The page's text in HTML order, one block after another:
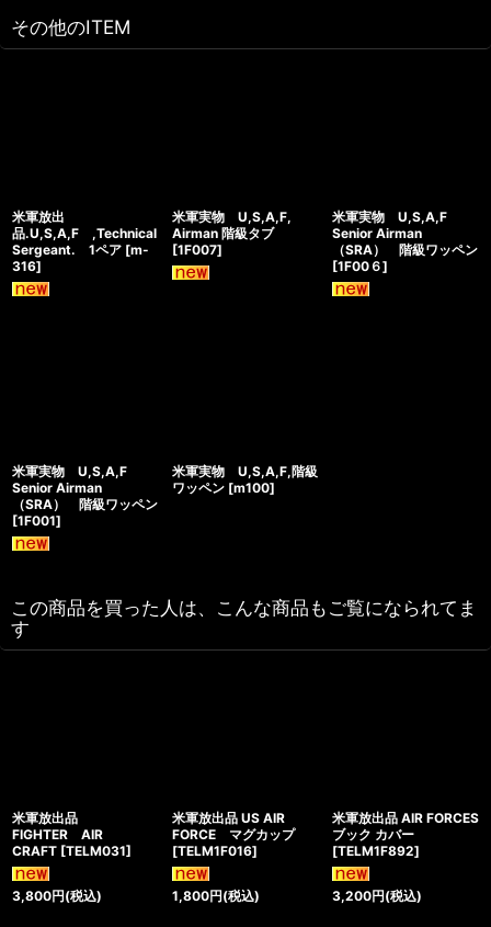
その他のITEM
米軍放出
品.U,S,A,F ,Technical
Sergeant. 1ペア [m-
316]
米軍実物 U,S,A,F,
Airman 階級タブ
[1F007]
米軍実物 U,S,A,F
Senior Airman
（SRA） 階級ワッペン
[1F00６]
米軍実物 U,S,A,F
Senior Airman
（SRA） 階級ワッペン
[1F001]
米軍実物 U,S,A,F,階級
ワッペン [m100]
この商品を買った人は、こんな商品もご覧になられてま
す
米軍放出品
FIGHTER AIR
CRAFT [TELM031]
3,800円(税込)
米軍放出品 US AIR
FORCE マグカップ
[TELM1F016]
1,800円(税込)
米軍放出品 AIR FORCES
ブック カバー
[TELM1F892]
3,200円(税込)